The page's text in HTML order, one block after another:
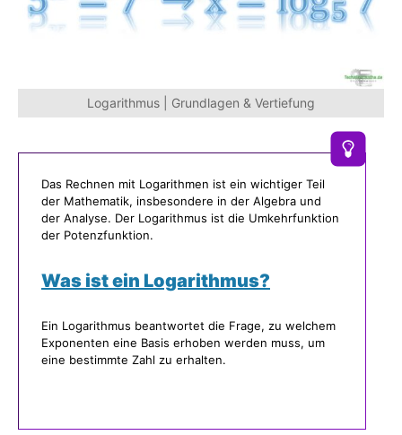
Logarithmus | Grundlagen & Vertiefung
Das Rechnen mit Logarithmen ist ein wichtiger Teil
der Mathematik, insbesondere in der Algebra und
der Analyse. Der Logarithmus ist die Umkehrfunktion
der Potenzfunktion.
Was ist ein Logarithmus?
Ein Logarithmus beantwortet die Frage, zu welchem
Exponenten eine Basis erhoben werden muss, um
eine bestimmte Zahl zu erhalten.